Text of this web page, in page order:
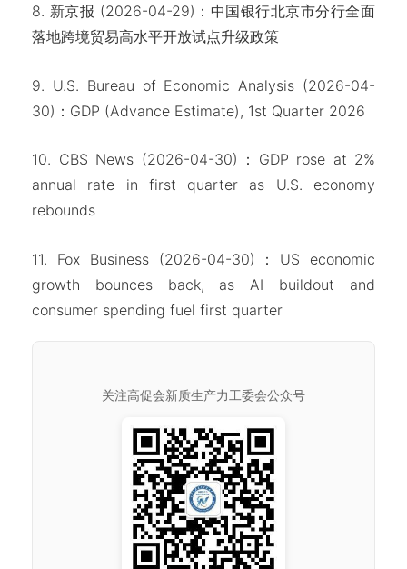
8. 新京报 (2026-04-29)：中国银行北京市分行全面
落地跨境贸易高水平开放试点升级政策
9. U.S. Bureau of Economic Analysis (2026-04-
30)：GDP (Advance Estimate), 1st Quarter 2026
10. CBS News (2026-04-30)：GDP rose at 2%
annual rate in first quarter as U.S. economy
rebounds
11. Fox Business (2026-04-30)：US economic
growth bounces back, as AI buildout and
consumer spending fuel first quarter
关注高促会新质生产力工委会公众号